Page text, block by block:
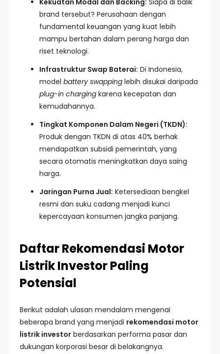
Kekuatan Modal dan Backing: Siapa di balik
brand tersebut? Perusahaan dengan
fundamental keuangan yang kuat lebih
mampu bertahan dalam perang harga dan
riset teknologi.
Infrastruktur Swap Baterai: Di Indonesia,
model battery swapping lebih disukai daripada
plug-in charging karena kecepatan dan
kemudahannya.
Tingkat Komponen Dalam Negeri (TKDN):
Produk dengan TKDN di atas 40% berhak
mendapatkan subsidi pemerintah, yang
secara otomatis meningkatkan daya saing
harga.
Jaringan Purna Jual: Ketersediaan bengkel
resmi dan suku cadang menjadi kunci
kepercayaan konsumen jangka panjang.
Daftar Rekomendasi Motor
Listrik Investor Paling
Potensial
Berikut adalah ulasan mendalam mengenai
beberapa brand yang menjadi rekomendasi motor
listrik investor berdasarkan performa pasar dan
dukungan korporasi besar di belakangnya.